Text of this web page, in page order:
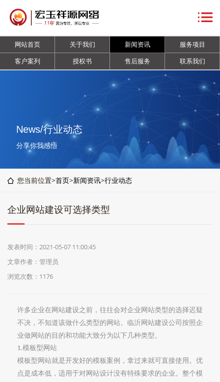
站
首
关
于
新
列
书
后
务
联
我
网站首页 关于我们 新闻资讯
服务项目
客户案列
授权书 售后服务 联系我们
News/行业动态
分享你我感悟
您当前位置>首页>新闻资讯>行业动态
企业网站建设可选择类型
发表时间：2021-05-07 11:00:45
文章作者：管理员
浏览次数：1176
许多企业在网站建设之前，往往会对企业网站类型的选择迟疑
不决 ，不知道该做什么类型的网站。临沂网站建设公司按照企
业做网站的目的和功能大致分为以下几种类型。
1.模板型网站
模板型网站就是开发好的模板案例，拿过来就可直接使用。优
点是成本低，适用于对网站设计没有特殊要求的企业。整个模